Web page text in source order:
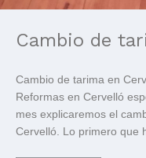
Cambio de
Cambio de tarima en
Reformas en Cervelló
mes explicaremos el
Cervelló. Lo primero que